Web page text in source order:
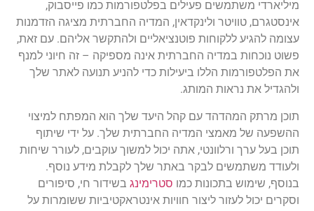
מיליארדי משתמשים פעילים בפלטפורמות כמו פייסבוק,
אינסטגרם, טוויטר ולינקדאין, המדיה החברתית מציגה הזדמנות
עצומה להגיע ללקוחות פוטנציאליים ולהתקשר אליהם. עם זאת,
פשוט נוכחות במדיה החברתית אינה מספיקה – זה חיוני למנף
את הפלטפורמות הללו ביעילות כדי להניע תנועה לאתר שלך
ולהגדיל את נראות המותג.
תוכן מרתק המהדהד עם קהל היעד שלך הוא המפתח למיצוי
ההשפעה של מאמצי המדיה החברתית שלך. על ידי שיתוף
תוכן בעל ערך ורלוונטי, אתה יכול למשוך עוקבים, לעורר שיחות
ולעודד משתמשים לבקר באתר שלך לקבלת מידע נוסף.
בנוסף, שימוש בתכונות כמו סטרימינג בשידור חי, סיפורים
וסקרים יכול לעזור ליצור חוויות אינטראקטיביות ששומרות על